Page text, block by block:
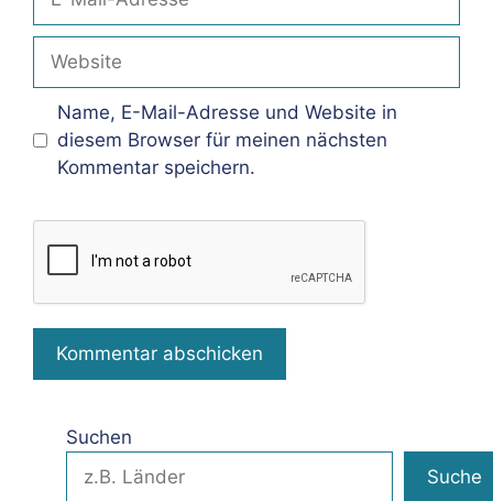
Mail-
Adresse
Name, E-Mail-Adresse und Website in
diesem Browser für meinen nächsten
Kommentar speichern.
Suchen
Suche